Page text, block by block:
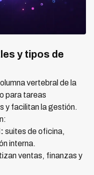
y tipos de
vertebral de la
para tareas
y facilitan la gestión.
suites de oficina,
interna.
ventas, finanzas y